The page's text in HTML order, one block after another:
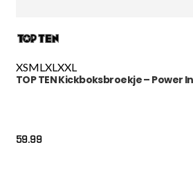
XSMLXLXXL
TOP TEN Kickboksbroekje – Power
59.99